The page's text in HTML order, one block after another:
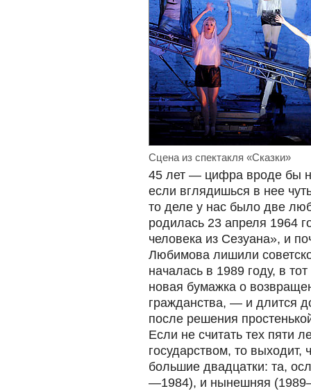
Сцена из спектакля «Сказки»
45 лет — цифра вроде бы
если вглядишься в нее
то деле у нас было две
родилась 23 апреля 1964
человека из Сезуана», и
Любимова лишили
началась в 1989 году, в
новая бумажка о
гражданства, — и длится
после решения
Если не считать тех пяти
государством, то выходит,
большие двадцатки: та,
—1984), и нынешняя